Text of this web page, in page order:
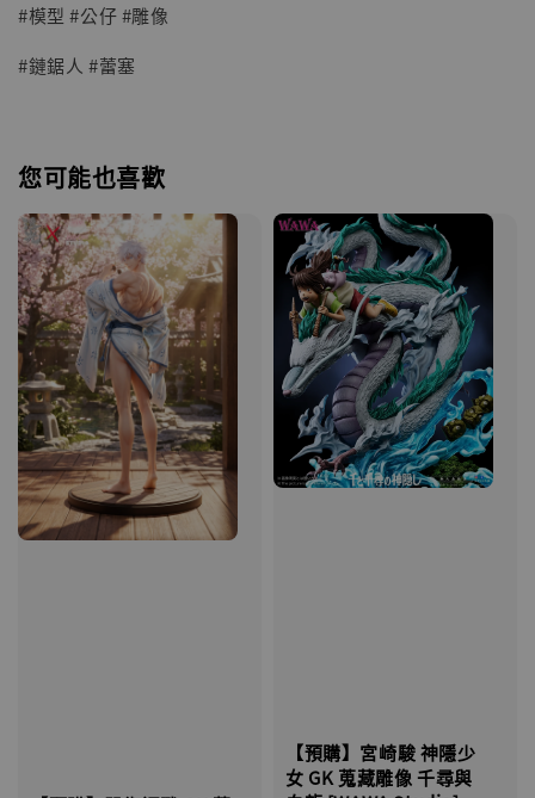
#模型 #公仔 #雕像
#鏈鋸人 #蕾塞
您可能也喜歡
【預購】宮崎駿 神隱少
女 GK 蒐藏雕像 千尋與